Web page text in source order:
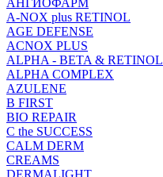
A-NOX plus RETINOL
AGE DEFENSE
ACNOX PLUS
ALPHA - BETA & RETINOL
ALPHA COMPLEX
AZULENE
B FIRST
BIO REPAIR
C the SUCCESS
CALM DERM
CREAMS
DERMALIGHT